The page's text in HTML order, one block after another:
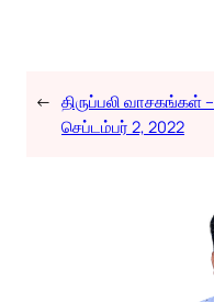
← திருப்பலி வாசகங்கள் –
செப்டம்பர் 2, 2022